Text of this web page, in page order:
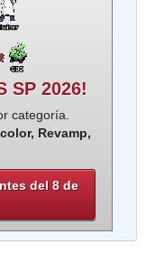
SP 2026!
categoría.
Revamp,
del 8 de